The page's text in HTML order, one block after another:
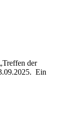
der
Ein